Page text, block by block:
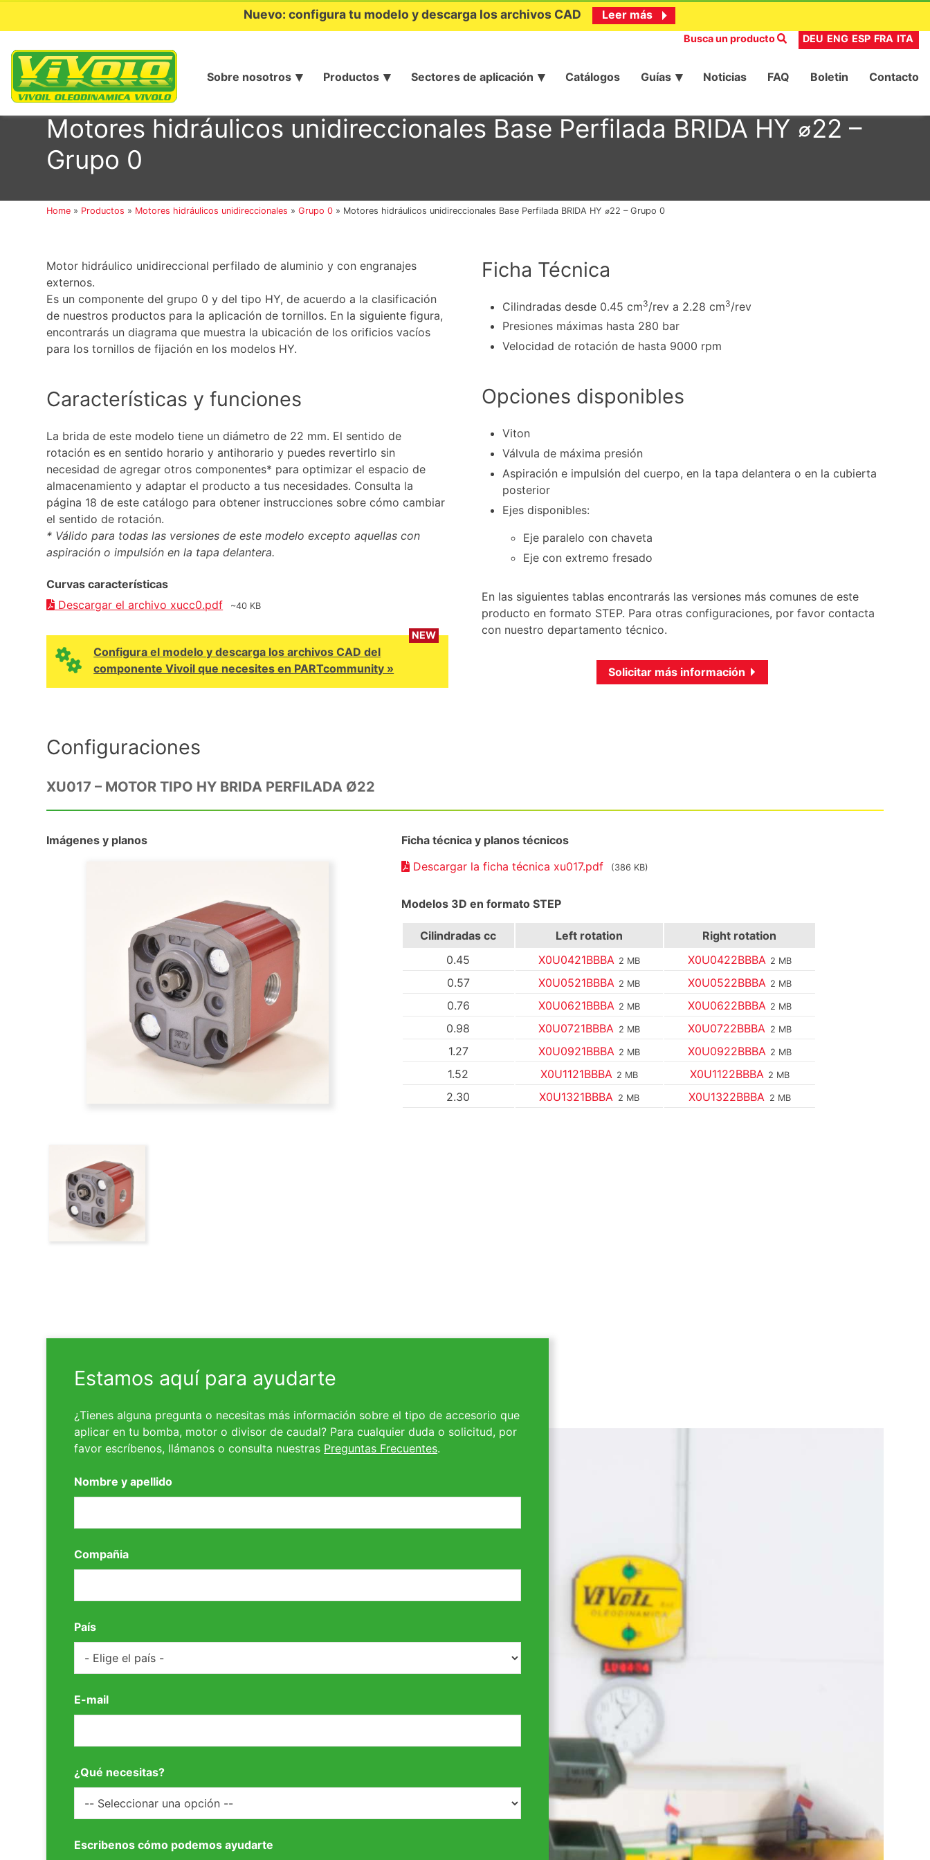
al
contenido
Nuevo: configura tu modelo y descarga los archivos CAD Leer más
Busca un producto DEU ENG ESP FRA ITA
Sobre nosotros Productos Sectores de aplicación Catálogos Guías Noticias FAQ Boletin Contacto
Motores hidráulicos unidireccionales Base Perfilada BRIDA HY ⌀22 –
Grupo 0
Home » Productos » Motores hidráulicos unidireccionales »Grupo 0 » Motores hidráulicos unidireccionales Base Perfilada BRIDA HY ⌀22 – Grupo 0
Motor hidráulico unidireccional perfilado de aluminio y con engranajes
externos.
Es un componente del grupo 0 y del tipo HY, de acuerdo a la clasificación
de nuestros productos para la aplicación de tornillos. En la siguiente figura,
encontrarás un diagrama que muestra la ubicación de los orificios vacíos
para los tornillos de fijación en los modelos HY.
Características y funciones
La brida de este modelo tiene un diámetro de 22 mm. El sentido de
rotación es en sentido horario y antihorario y puedes revertirlo sin
necesidad de agregar otros componentes* para optimizar el espacio de
almacenamiento y adaptar el producto a tus necesidades. Consulta la
página 18 de este catálogo para obtener instrucciones sobre cómo cambiar
el sentido de rotación.
* Válido para todas las versiones de este modelo excepto aquellas con
aspiración o impulsión en la tapa delantera.
Curvas características
Descargar el archivo xucc0.pdf
~40 KB
NEW
Configura el modelo y descarga los archivos CAD del
componente Vivoil que necesites en PARTcommunity »
Ficha Técnica
Cilindradas desde 0.45 cm3/rev a 2.28 cm3/rev
Presiones máximas hasta 280 bar
Velocidad de rotación de hasta 9000 rpm
Opciones disponibles
Viton
Válvula de máxima presión
Aspiración e impulsión del cuerpo, en la tapa delantera o en la cubierta
posterior
Ejes disponibles:
Eje paralelo con chaveta
Eje con extremo fresado
En las siguientes tablas encontrarás las versiones más comunes de este
producto en formato STEP. Para otras configuraciones, por favor contacta
con nuestro departamento técnico.
Solicitar más información
Configuraciones
XU017 – MOTOR TIPO HY BRIDA PERFILADA Ø22
Imágenes y planos
Ficha técnica y planos técnicos
Descargar la ficha técnica xu017.pdf
(386 KB)
Modelos 3D en formato STEP
Cilindradas cc Left rotation
Right rotation
0.45
X0U0421BBBA 2 MB X0U0422BBBA 2 MB
0.57 X0U0521BBBA 2 MB X0U0522BBBA 2 MB
0.76 X0U0621BBBA 2 MB X0U0622BBBA 2 MB
0.98 X0U0721BBBA 2 MB X0U0722BBBA 2 MB
1.27 X0U0921BBBA 2 MB X0U0922BBBA 2 MB
1.52 X0U1121BBBA 2 MB X0U1122BBBA 2 MB
2.30 X0U1321BBBA 2 MB X0U1322BBBA 2 MB
Estamos aquí para ayudarte
¿Tienes alguna pregunta o necesitas más información sobre el tipo de accesorio que
aplicar en tu bomba, motor o divisor de caudal? Para cualquier duda o solicitud, por
favor escríbenos, llámanos o consulta nuestras Preguntas Frecuentes.
Nombre y apellido
Compañia
País
E-mail
¿Qué necesitas?
Escribenos cómo podemos ayudarte